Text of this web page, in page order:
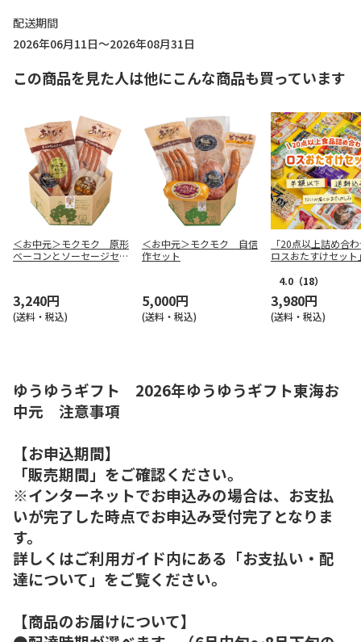
配送期間
2026年06月11日～2026年08月31日
この商品を見た人は他にこんな商品も買っています
＜お中元＞モクモク 原形
ベーコンとソーセージセッ
3,240円
(送料・税込)
＜お中元＞モクモク 自信
作セット
5,000円
(送料・税込)
「20点以上詰め合
ロスおたすけセット
4.0 （18）
3,980円
(送料・税込)
ゆうゆうギフト 2026年ゆうゆうギフト東海お
中元 注意事項
【お申込期間】
「販売期間」をご確認ください。
※インターネットでお申込みの場合は、お支払
いが完了した時点でお申込み受付完了となりま
す。
詳しくはご利用ガイド内にある「お支払い・配
達について」をご覧ください。
【商品のお届けについて】